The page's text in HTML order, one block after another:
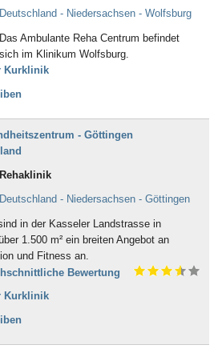
Deutschland - Niedersachsen - Wolfsburg
Das Ambulante Reha Centrum befindet
sich im Klinikum Wolfsburg.
Kurklinik
- Göttingen
Rehaklinik
Deutschland - Niedersachsen - Göttingen
in der Kasseler Landstrasse in
1.500 m² ein breiten Angebot an
und Fitness an.
Bewertung
Kurklinik